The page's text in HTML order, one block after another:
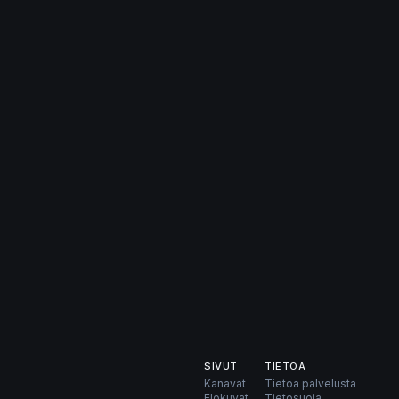
SIVUT
Kanavat
TIETOA
Tietoa palvelusta